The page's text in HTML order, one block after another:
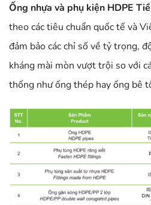
Ống nhựa và phụ kiện HDPE
theo các tiêu chuẩn quốc tế và
đảm bảo các chỉ số về tỷ trọng,
kháng mài mòn vượt trội so với
thống như ống thép hay ống bê